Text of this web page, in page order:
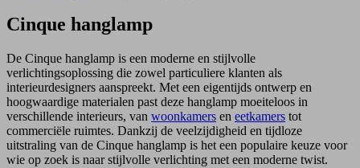
Cinque hanglamp
De Cinque hanglamp is een moderne en stijlvolle
verlichtingsoplossing die zowel particuliere klanten als
interieurdesigners aanspreekt. Met een eigentijds ontwerp en
hoogwaardige materialen past deze hanglamp moeiteloos in
verschillende interieurs, van woonkamers en eetkamers tot
commerciële ruimtes. Dankzij de veelzijdigheid en tijdloze
uitstraling van de Cinque hanglamp is het een populaire keuze voor
wie op zoek is naar stijlvolle verlichting met een moderne twist.